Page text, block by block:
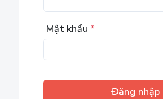
Mật khẩu *
Đăng nhập